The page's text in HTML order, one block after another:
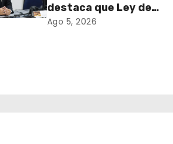
destaca que Ley de
Reconstrucción Nacional
Ago 5, 2026